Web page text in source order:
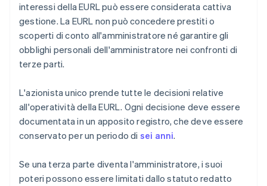
interessi della EURL può essere considerata cattiva
gestione. La EURL non può concedere prestiti o
scoperti di conto all'amministratore né garantire gli
obblighi personali dell'amministratore nei confronti di
terze parti.
L'azionista unico prende tutte le decisioni relative
all'operatività della EURL. Ogni decisione deve essere
documentata in un apposito registro, che deve essere
conservato per un periodo di sei anni.
Se una terza parte diventa l'amministratore, i suoi
poteri possono essere limitati dallo statuto redatto